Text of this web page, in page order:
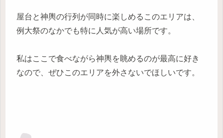
屋台と神輿の行列が同時に楽しめるこのエリアは、
例大祭のなかでも特に人気が高い場所です。
私はここで食べながら神輿を眺めるのが最高に好き
なので、ぜひこのエリアを外さないでほしいです。